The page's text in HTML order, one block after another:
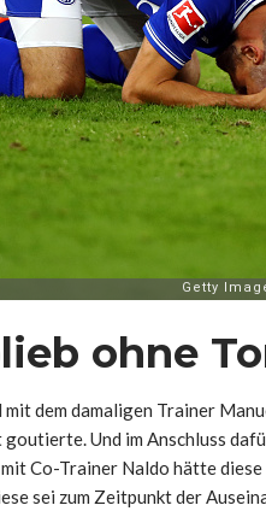
ohne
dem damaligen Trainer
Und im Anschluss
Co-Trainer Naldo hätte
sei zum Zeitpunkt der